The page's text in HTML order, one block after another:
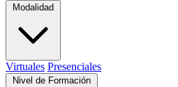
Virtuales Presenciales